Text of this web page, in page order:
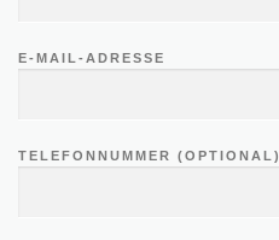
E-MAIL-ADRESSE
TELEFONNUMMER (OPTIONAL)